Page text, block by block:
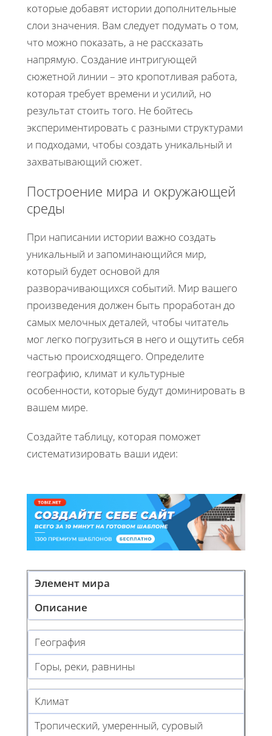
которые добавят истории дополнительные
слои значения. Вам следует подумать о том,
что можно показать, а не рассказать
напрямую. Создание интригующей
сюжетной линии – это кропотливая работа,
которая требует времени и усилий, но
результат стоить того. Не бойтесь
экспериментировать с разными структурами
и подходами, чтобы создать уникальный и
захватывающий сюжет.
Построение мира и окружающей
среды
При написании истории важно создать
уникальный и запоминающийся мир,
который будет основой для
разворачивающихся событий. Мир вашего
произведения должен быть проработан до
самых мелочных деталей, чтобы читатель
мог легко погрузиться в него и ощутить себя
частью происходящего. Определите
географию, климат и культурные
особенности, которые будут доминировать в
вашем мире.
Создайте таблицу, которая поможет
систематизировать ваши идеи:
Элемент мира
Описание
География
Горы, реки, равнины
Климат
Тропический, умеренный, суровый